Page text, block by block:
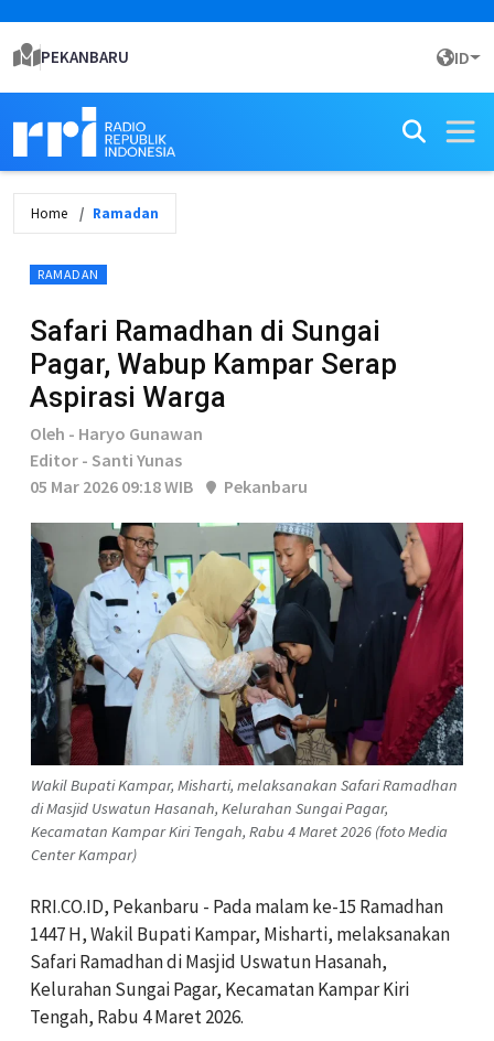
PEKANBARU ID
Home Ramadan
RAMADAN
Safari Ramadhan di Sungai
Pagar, Wabup Kampar Serap
Aspirasi Warga
Oleh - Haryo Gunawan
Editor - Santi Yunas
05 Mar 2026 09:18 WIB
Pekanbaru
Wakil Bupati Kampar, Misharti, melaksanakan Safari Ramadhan
di Masjid Uswatun Hasanah, Kelurahan Sungai Pagar,
Kecamatan Kampar Kiri Tengah, Rabu 4 Maret 2026 (foto Media
Center Kampar)
RRI.CO.ID, Pekanbaru - Pada malam ke-15 Ramadhan
1447 H, Wakil Bupati Kampar, Misharti, melaksanakan
Safari Ramadhan di Masjid Uswatun Hasanah,
Kelurahan Sungai Pagar, Kecamatan Kampar Kiri
Tengah, Rabu 4 Maret 2026.